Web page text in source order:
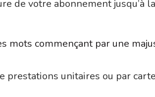
de votre abonnement jusqu’à
mots commençant par une
prestations unitaires ou par